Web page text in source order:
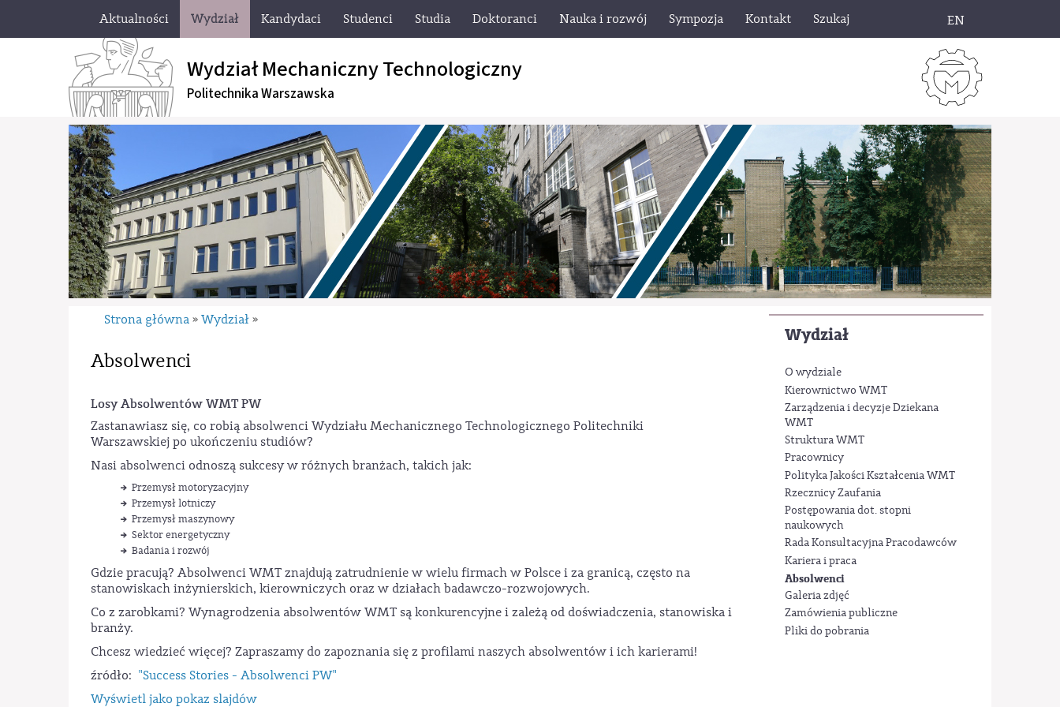
Aktualności Wydział Kandydaci Studenci Studia Doktoranci Nauka i rozwój Sympozja Kontakt Szukaj EN
Wydział Mechaniczny Technologiczny
Politechnika Warszawska
Wydział
O wydziale
Kierownictwo WMT
Zarządzenia i decyzje Dziekana
WMT
Struktura WMT
Pracownicy
Polityka Jakości Kształcenia WMT
Rzecznicy Zaufania
Postępowania dot. stopni
naukowych
Rada Konsultacyjna Pracodawców
Kariera i praca
Absolwenci
Galeria zdjęć
Zamówienia publiczne
Pliki do pobrania
Strona główna » Wydział »
Absolwenci
Losy Absolwentów WMT PW
Zastanawiasz się, co robią absolwenci Wydziału Mechanicznego Technologicznego Politechniki
Warszawskiej po ukończeniu studiów?
Nasi absolwenci odnoszą sukcesy w różnych branżach, takich jak:
Przemysł motoryzacyjny
Przemysł lotniczy
Przemysł maszynowy
Sektor energetyczny
Badania i rozwój
Gdzie pracują? Absolwenci WMT znajdują zatrudnienie w wielu firmach w Polsce i za granicą, często na
stanowiskach inżynierskich, kierowniczych oraz w działach badawczo-rozwojowych.
Co z zarobkami? Wynagrodzenia absolwentów WMT są konkurencyjne i zależą od doświadczenia, stanowiska i
branży.
Chcesz wiedzieć więcej? Zapraszamy do zapoznania się z profilami naszych absolwentów i ich karierami!
źródło: "Success Stories - Absolwenci PW"
Wyświetl jako pokaz slajdów